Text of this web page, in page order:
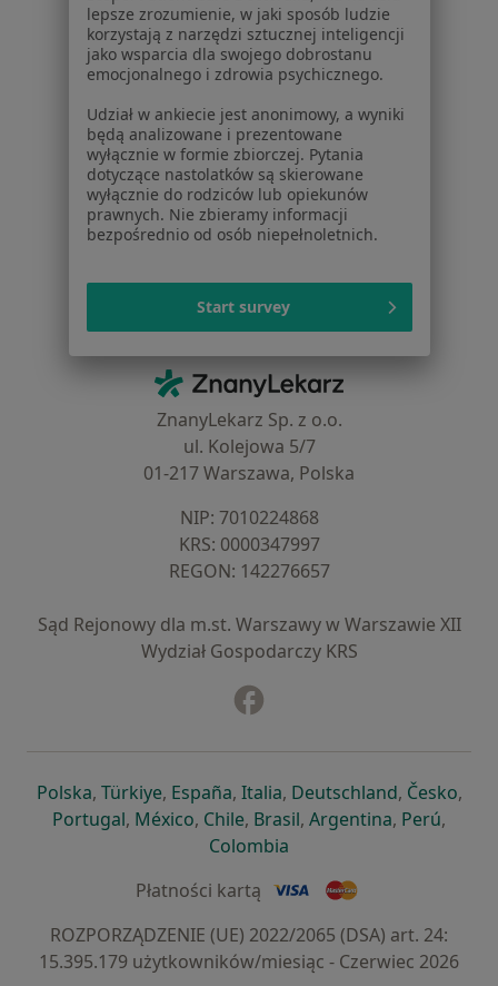
Choroby
Pomoc
Aplikacje mobilne
Blog dla pacjentów
Dla profesjonalistów
Cennik
Dla lekarzy
Dla placówek medycznych
Centrum Pomocy dla Specjalisty
Kontakt ZnanyLekarz - Strona główna
ZnanyLekarz Sp. z o.o.
ul. Kolejowa 5/7
01-217 Warszawa, Polska
NIP: ⁠7010224868
KRS: ⁠0000347997
REGON: ⁠142276657
Sąd Rejonowy dla m.st. Warszawy w Warszawie XII
Wydział Gospodarczy KRS
Polskaotwiera się w nowej karcie
, Türkiyeotwiera się w nowej karcie
, Españaotwiera się w nowej karcie
, Italiaotwiera się w nowej
, Deutschlandotwiera się
, Česko,
Portugalotwiera się w nowej karcie
, Méxicootwiera się w nowej karcie
, Chileotwiera się w nowej karcie
, Brasilotwiera się w nowej
, Argentinaotwiera się
, Perú,
Colombia
Płatności kartą
ROZPORZĄDZENIE (UE) 2022/2065 (DSA) art. 24:
15.395.179 użytkowników/miesiąc - Czerwiec 2026
lepsze zrozumienie, w jaki sposób ludzie
korzystają z narzędzi sztucznej inteligencji
jako wsparcia dla swojego dobrostanu
emocjonalnego i zdrowia psychicznego.
Udział w ankiecie jest anonimowy, a wyniki
będą analizowane i prezentowane
wyłącznie w formie zbiorczej. Pytania
dotyczące nastolatków są skierowane
wyłącznie do rodziców lub opiekunów
prawnych. Nie zbieramy informacji
bezpośrednio od osób niepełnoletnich.
Start survey